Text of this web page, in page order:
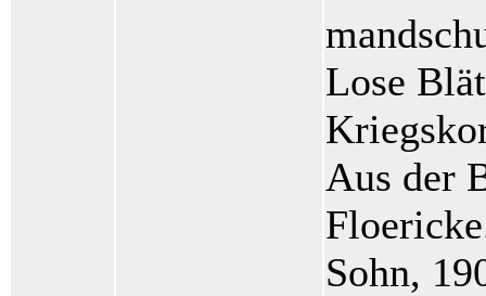
Lose
Aus der
Sohn,